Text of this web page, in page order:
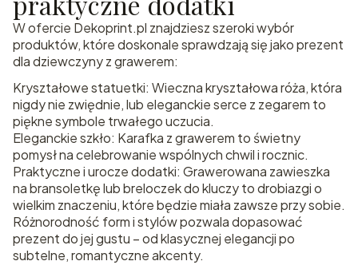
W ofercie Dekoprint.pl znajdziesz szeroki wybór
produktów, które doskonale sprawdzają się jako prezent
dla dziewczyny z grawerem:
Kryształowe statuetki: Wieczna kryształowa róża, która
nigdy nie zwiędnie, lub eleganckie serce z zegarem to
piękne symbole trwałego uczucia.
Eleganckie szkło: Karafka z grawerem to świetny
pomysł na celebrowanie wspólnych chwil i rocznic.
Praktyczne i urocze dodatki: Grawerowana zawieszka
na bransoletkę lub breloczek do kluczy to drobiazgi o
wielkim znaczeniu, które będzie miała zawsze przy sobie.
Różnorodność form i stylów pozwala dopasować
prezent do jej gustu – od klasycznej elegancji po
subtelne, romantyczne akcenty.